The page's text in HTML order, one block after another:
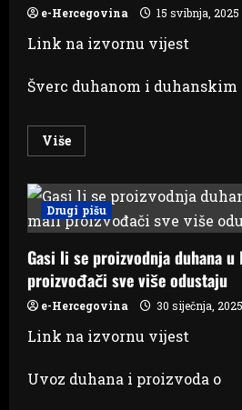
e-Hercegovina 15 svibnja, 2025
Link na izvornu vijest
Šverc duhanom i duhanskim
VišeRead
more
tržište
duhana
odnosi
420
KM
godišnje
–
dovoljno
za
potpunu
sanaciju
šteta
Drugi pišu
Gasi li se proizvodnja duhana
proizvođači sve više odustaju
e-Hercegovina 30 siječnja, 2025
Link na izvornu vijest
Uvoz duhana i proizvoda o